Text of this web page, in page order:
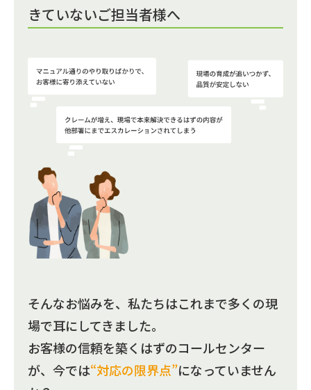
きていないご担当者様へ
そんなお悩みを、私たちはこれまで多くの現
場で耳にしてきました。
お客様の信頼を築くはずのコールセンター
が、今では“対応の限界点”になっていません